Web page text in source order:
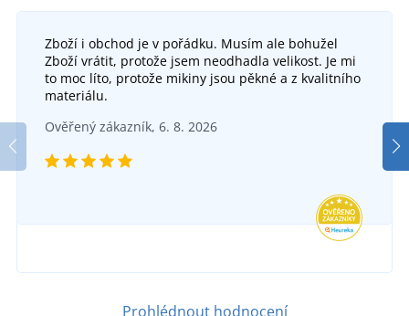
Zboží i obchod je v pořádku. Musím ale bohužel
Zboží vrátit, protože jsem neodhadla velikost. Je mi
to moc líto, protože mikiny jsou pěkné a z kvalitního
materiálu.
Ověřený zákazník, 6. 8. 2026
Prohlédnout hodnocení